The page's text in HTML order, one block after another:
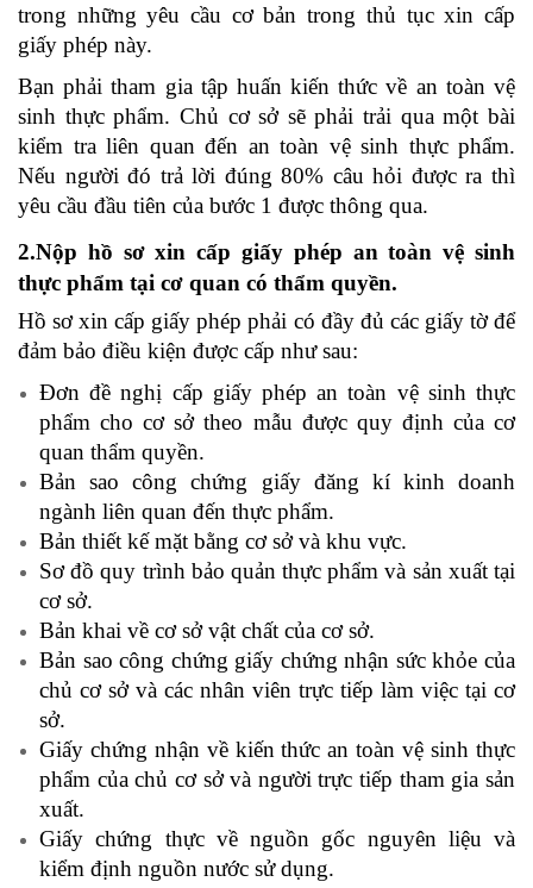
trong những yêu cầu cơ bản trong thủ tục xin cấp
giấy phép này.
Bạn phải tham gia tập huấn kiến thức về an toàn vệ
sinh thực phẩm. Chủ cơ sở sẽ phải trải qua một bài
kiểm tra liên quan đến an toàn vệ sinh thực phẩm.
Nếu người đó trả lời đúng 80% câu hỏi được ra thì
yêu cầu đầu tiên của bước 1 được thông qua.
2.Nộp hồ sơ xin cấp giấy phép an toàn vệ sinh
thực phẩm tại cơ quan có thẩm quyền.
Hồ sơ xin cấp giấy phép phải có đầy đủ các giấy tờ để
đảm bảo điều kiện được cấp như sau:
Đơn đề nghị cấp giấy phép an toàn vệ sinh thực
phẩm cho cơ sở theo mẫu được quy định của cơ
quan thẩm quyền.
Bản sao công chứng giấy đăng kí kinh doanh
ngành liên quan đến thực phẩm.
Bản thiết kế mặt bằng cơ sở và khu vực.
Sơ đồ quy trình bảo quản thực phẩm và sản xuất tại
cơ sở.
Bản khai về cơ sở vật chất của cơ sở.
Bản sao công chứng giấy chứng nhận sức khỏe của
chủ cơ sở và các nhân viên trực tiếp làm việc tại cơ
sở.
Giấy chứng nhận về kiến thức an toàn vệ sinh thực
phẩm của chủ cơ sở và người trực tiếp tham gia sản
xuất.
Giấy chứng thực về nguồn gốc nguyên liệu và
kiểm định nguồn nước sử dụng.